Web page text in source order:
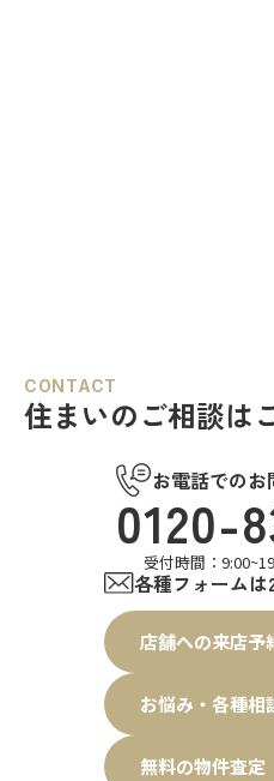
CONTACT
住まいのご相談は
お電話でのお
0120-
受付時間：
各種フォームは
店舗への来店予
お悩み・各種相
無料の物件査定